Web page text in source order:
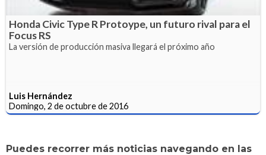
Honda Civic Type R Protoype, un futuro rival para el
Focus RS
La versión de producción masiva llegará el próximo año
Luis Hernández
Domingo, 2 de octubre de 2016
Puedes recorrer más noticias navegando en las